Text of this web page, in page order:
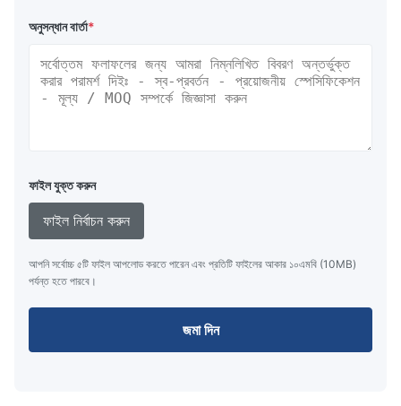
অনুসন্ধান বার্তা*
ফাইল যুক্ত করুন
ফাইল নির্বাচন করুন
আপনি সর্বোচ্চ ৫টি ফাইল আপলোড করতে পারেন এবং প্রতিটি ফাইলের আকার ১০এমবি (10MB)
পর্যন্ত হতে পারবে।
জমা দিন